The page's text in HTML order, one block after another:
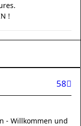
!
58
- Willkommen und